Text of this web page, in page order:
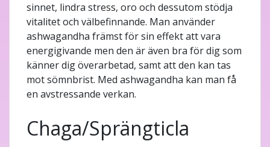
sinnet, lindra stress, oro och dessutom stödja
vitalitet och välbefinnande. Man använder
ashwagandha främst för sin effekt att vara
energigivande men den är även bra för dig som
känner dig överarbetad, samt att den kan tas
mot sömnbrist. Med ashwagandha kan man få
en avstressande verkan.
Chaga/Sprängticla